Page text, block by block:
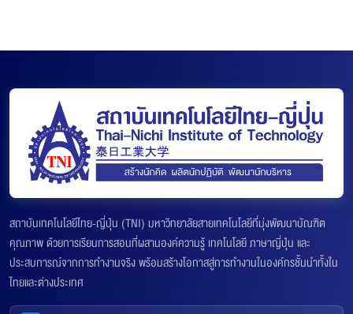
สถาบันเทคโนโลยีไทย-ญี่ปุ่น (TNI) มหาวิทยาลัยสายเทคโนโลยีที่มุ่งพัฒนาบัณฑิต
คุณภาพ ด้วยการเรียนการสอนที่ผสานองค์ความรู้ เทคโนโลยี ภาษาญี่ปุ่น และ
ประสบการณ์จากการทำงานจริง พร้อมสร้างโอกาสสู่การทำงานในองค์กรชั้นนำทั้งใน
ไทยและต่างประเทศ